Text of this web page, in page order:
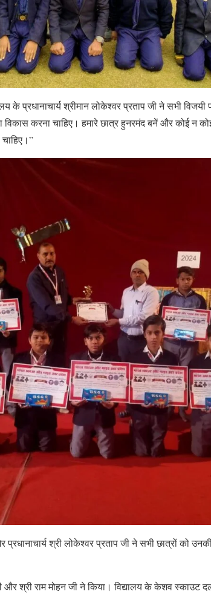
के प्रधानाचार्य श्रीमान लोकेश्वर प्रताप जी ने सभी
करना चाहिए। हमारे छात्र हुनरमंद बनें और कोई न
प्रधानाचार्य श्री लोकेश्वर प्रताप जी ने सभी छात्रों को
श्री राम मोहन जी ने किया। विद्यालय के केशव स्काउट